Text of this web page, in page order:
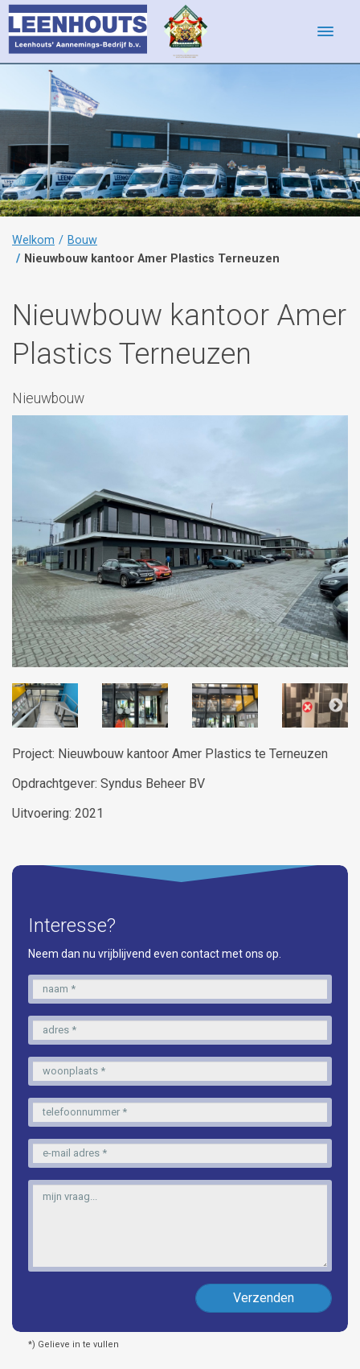
Toggle
Welkom
Bouw
Nieuwbouw kantoor Amer Plastics Terneuzen
Nieuwbouw kantoor Amer
Plastics Terneuzen
Nieuwbouw
Project: Nieuwbouw kantoor Amer Plastics te Terneuzen
Opdrachtgever: Syndus Beheer BV
Uitvoering: 2021
Interesse?
Neem dan nu vrijblijvend even contact met ons op.
Verzenden
*) Gelieve in te vullen